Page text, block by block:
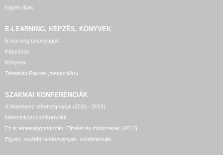
Egyéb díjak
E-LEARNING, KÉPZÉS, KÖNYVEK
E-learning tananyagok
Képzések
Könyvek
Tehetség Piactér (mentorálás)
SZAKMAI KONFERENCIÁK
A Matehetsz tehetségnapjai (2010 - 2024)
Nemzetközi konferenciák
Ez is tehetséggondozás! Elmélet és módszerek (2013)
Egyéb, további rendezvények, konferenciák